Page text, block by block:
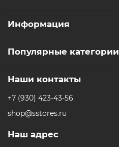
Информация
Популярные категории
Наши контакты
+7 (930) 423-43-56
shop@sstores.ru
Наш адрес